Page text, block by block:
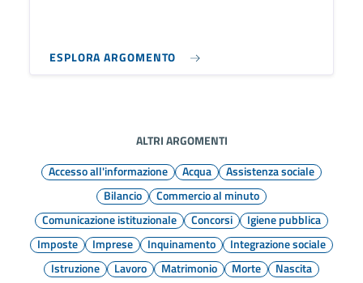
ESPLORA ARGOMENTO
ALTRI ARGOMENTI
Accesso all'informazione
Acqua
Assistenza sociale
Bilancio
Commercio al minuto
Comunicazione istituzionale
Concorsi
Igiene pubblica
Imposte
Imprese Inquinamento
Integrazione sociale
Istruzione
Lavoro Matrimonio Morte
Nascita